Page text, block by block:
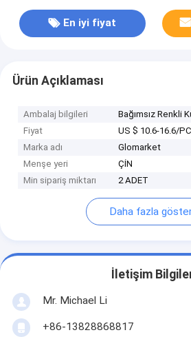
En iyi fiyat
Ürün Açıklaması
Ambalaj bilgileri
Bağımsız Renkli
Fiyat
US $ 10.6-16.6/
Marka adı
Glomarket
Menşe yeri
ÇİN
Min sipariş miktarı
2 ADET
Daha fazla
İletişim
Mr. Michael Li
+86-13828868817